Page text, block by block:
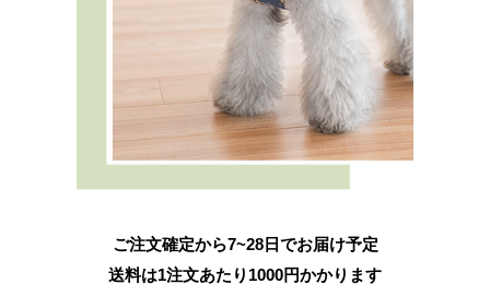
ご注文確定から7~28日でお届け予定
送料は1注文あたり 1000円かかります